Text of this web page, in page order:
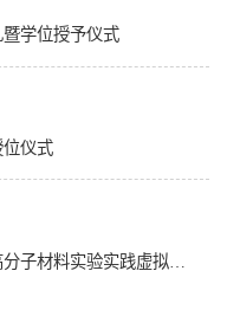
暨学位授予仪式
位仪式